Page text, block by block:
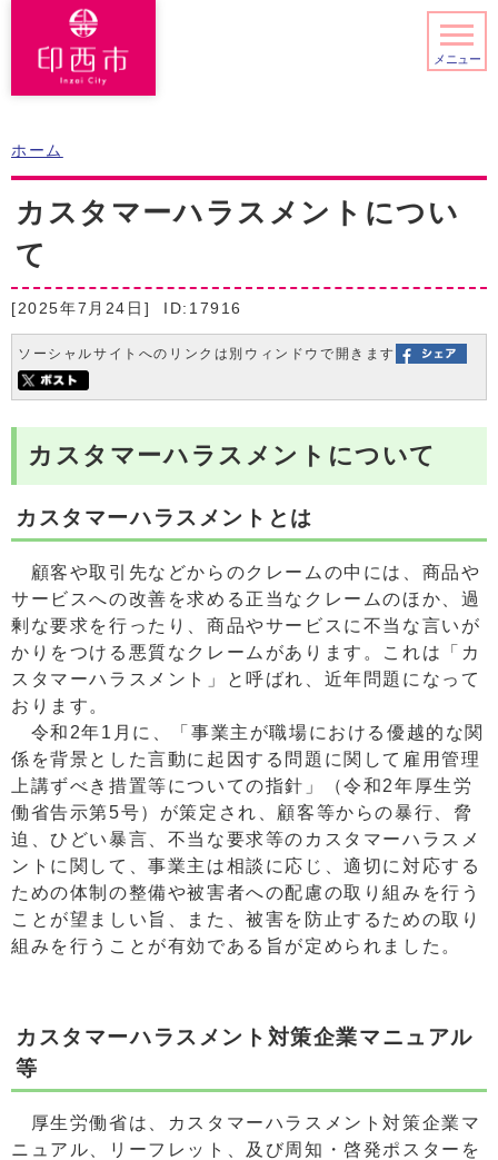
メニュー
ホーム
カスタマーハラスメントについ
て
[2025年7月24日] ID:17916
ソーシャルサイトへのリンクは別ウィンドウで開きます
カスタマーハラスメントについて
カスタマーハラスメントとは
顧客や取引先などからのクレームの中には、商品や
サービスへの改善を求める正当なクレームのほか、過
剰な要求を行ったり、商品やサービスに不当な言いが
かりをつける悪質なクレームがあります。これは「カ
スタマーハラスメント」と呼ばれ、近年問題になって
おります。
令和2年1月に、「事業主が職場における優越的な関
係を背景とした言動に起因する問題に関して雇用管理
上講ずべき措置等についての指針」（令和2年厚生労
働省告示第5号）が策定され、顧客等からの暴行、脅
迫、ひどい暴言、不当な要求等のカスタマーハラスメ
ントに関して、事業主は相談に応じ、適切に対応する
ための体制の整備や被害者への配慮の取り組みを行う
ことが望ましい旨、また、被害を防止するための取り
組みを行うことが有効である旨が定められました。
カスタマーハラスメント対策企業マニュアル
等
厚生労働省は、カスタマーハラスメント対策企業マ
ニュアル、リーフレット、及び周知・啓発ポスターを